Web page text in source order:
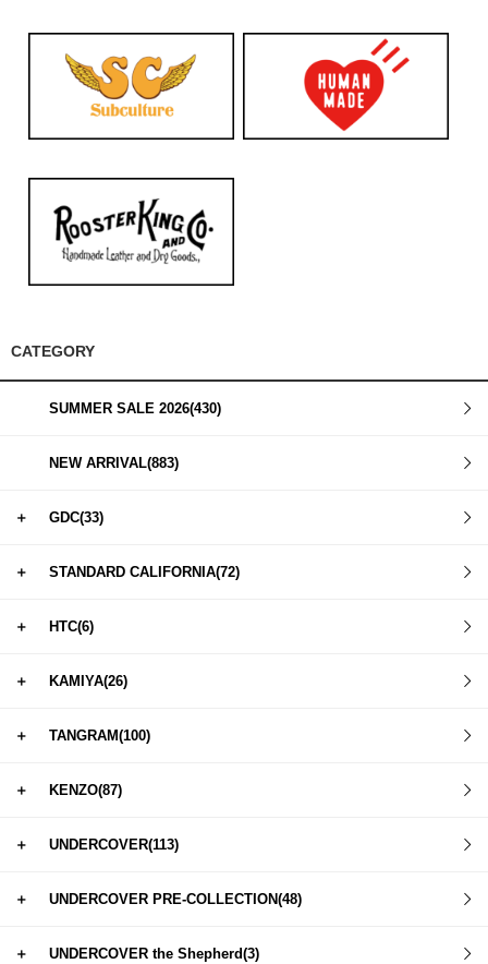
CATEGORY
SUMMER SALE 2026(430)
NEW ARRIVAL(883)
＋ GDC(33)
＋ STANDARD CALIFORNIA(72)
＋ HTC(6)
＋ KAMIYA(26)
＋ TANGRAM(100)
＋ KENZO(87)
＋ UNDERCOVER(113)
＋ UNDERCOVER PRE-COLLECTION(48)
＋ UNDERCOVER the Shepherd(3)